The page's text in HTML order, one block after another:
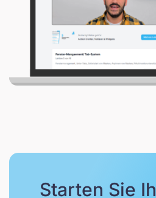
Starten Sie